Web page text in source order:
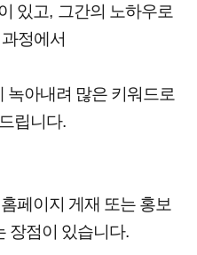
있고, 그간의 노하우로
정에서
녹아내려 많은 키워드로
립니다.
페이지 게재 또는 홍보
장점이 있습니다.